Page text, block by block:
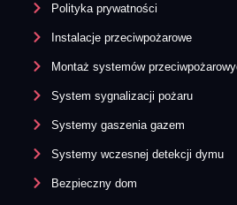
Polityka prywatności
Instalacje przeciwpożarowe
Montaż systemów
System sygnalizacji pożaru
Systemy gaszenia gazem
Systemy wczesnej detekcji dymu​
Bezpieczny dom